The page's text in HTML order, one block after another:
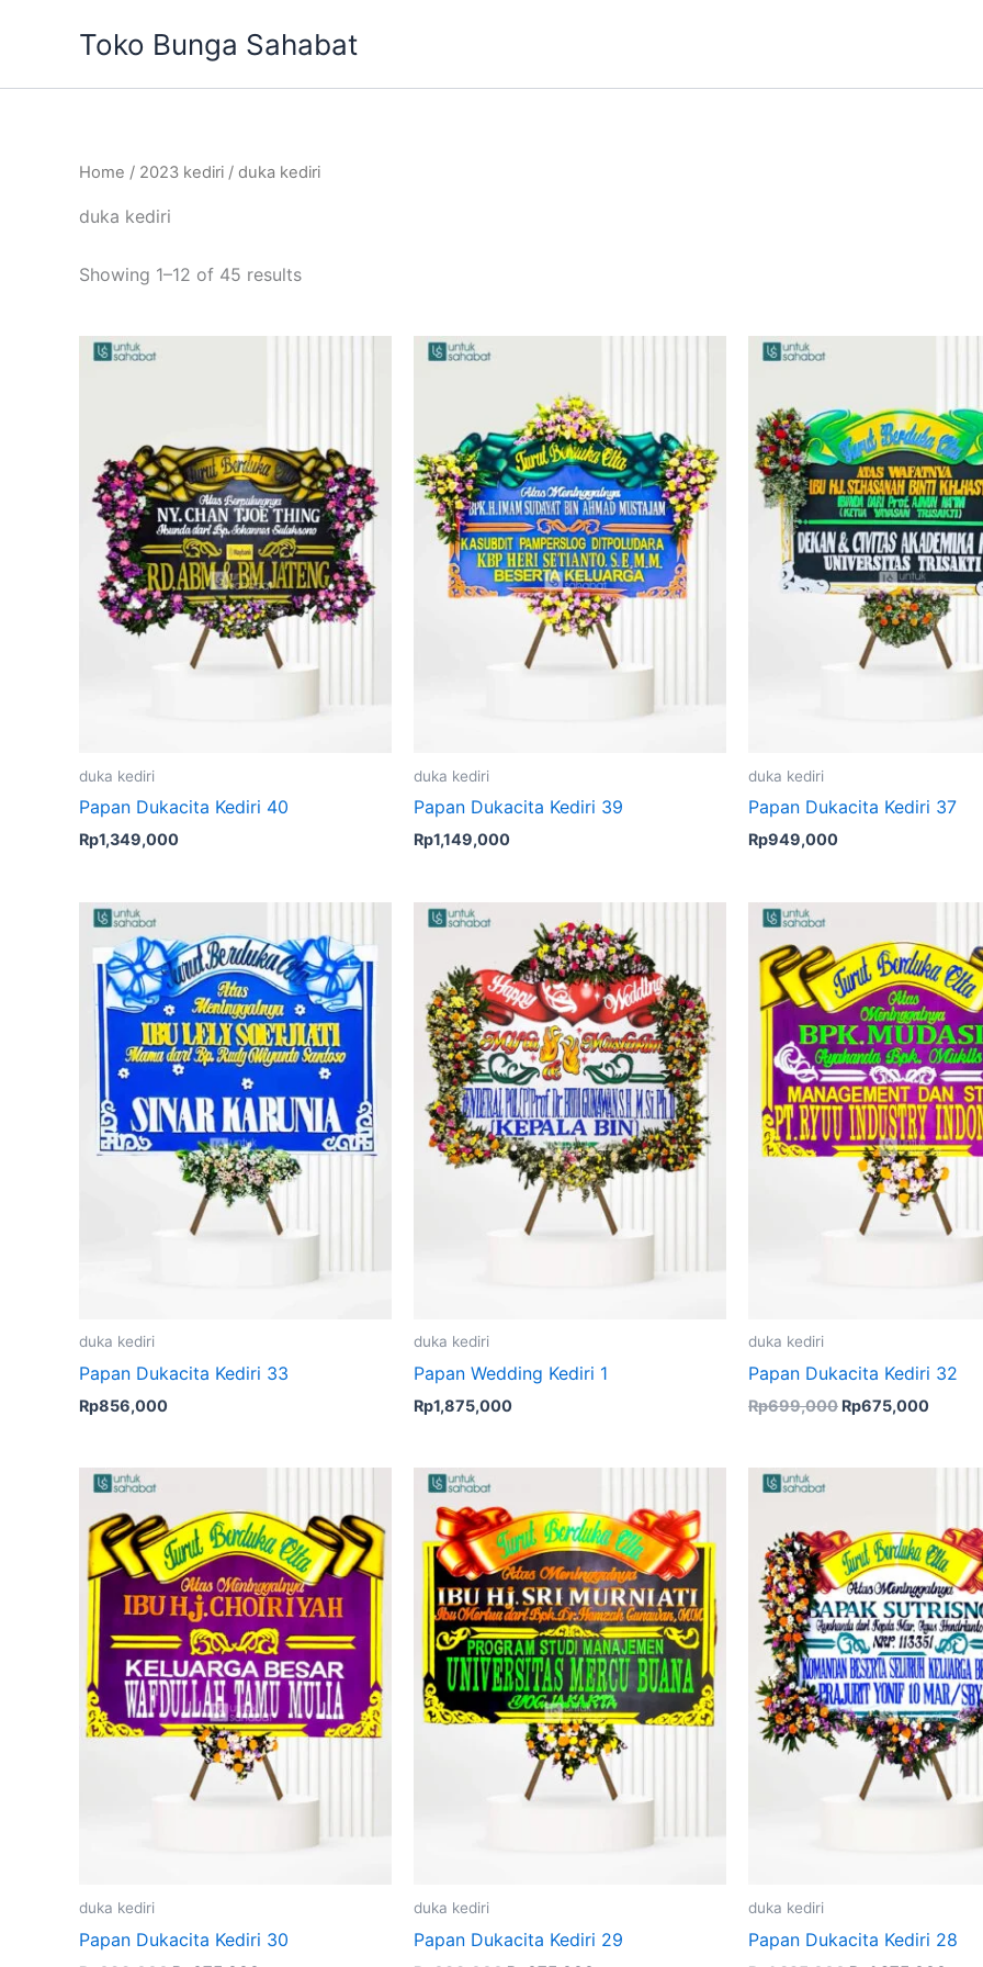
Toko Bunga Sahabat
Home / 2023 kediri / duka kediri
duka kediri
Showing 1–12 of 45 results
latest
duka kediri
Papan Dukacita Kediri 40
Rp1,349,000
duka kediri
Papan Dukacita Kediri 39
Rp1,149,000
duka kediri
Papan Dukacita Kediri 37
Rp949,000
duka kediri
Papan Dukacita Kediri 33
Rp856,000
duka kediri
Papan Wedding Kediri 1
Rp1,875,000
duka kediri
Papan Dukacita Kediri 32
Rp699,000
was:
Rp699,000.
Rp675,000
is:
duka kediri
Papan Dukacita Kediri 30
was:
Rp699,000.
is:
Rp675,000.
duka kediri
Papan Dukacita Kediri 29
was:
Rp699,000.
is:
Rp675,000.
duka kediri
Papan Dukacita Kediri 28
Rp1,325,000.